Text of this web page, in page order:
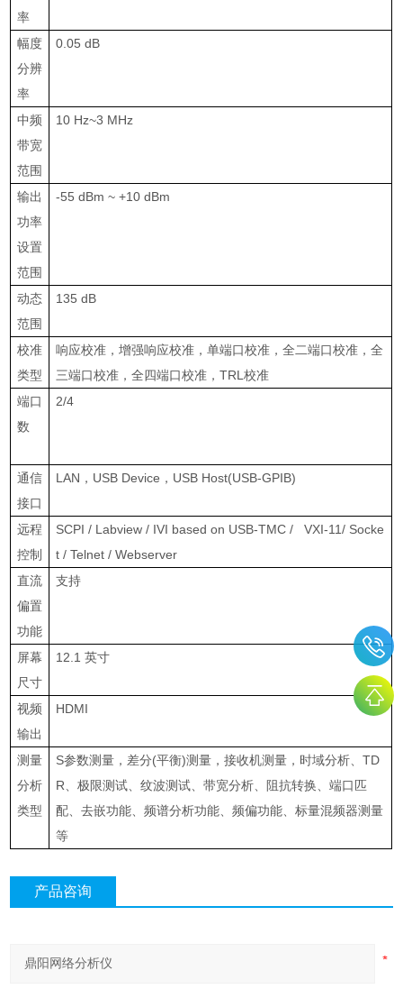
率
幅度
分辨
率
0.05 dB
中频
带宽
范围
10 Hz~3 MHz
输出
功率
设置
范围
-55 dBm ~ +10 dBm
动态
范围
135 dB
校准
类型
响应校准，增强响应校准，单端口校准，全二端口校准，全
三端口校准，全四端口校准，TRL校准
端口
数
2/4
通信
接口
LAN ， USB Device ， USB Host(USB-GPIB)
远程
控制
SCPI / Labview / IVI based on USB-TMC / VXI-11/ Socke
t / Telnet / Webserver
直流
偏置
功能
支持
屏幕
尺寸
12.1英寸
视频
输出
HDMI
测量
分析
类型
S参数测量，差分(平衡)测量，接收机测量，时域分析、TD
R 、极限测试、纹波测试、带宽分析、阻抗转换、端口匹
配、去嵌功能、频谱分析功能、频偏功能、标量混频器测量
等
产品咨询